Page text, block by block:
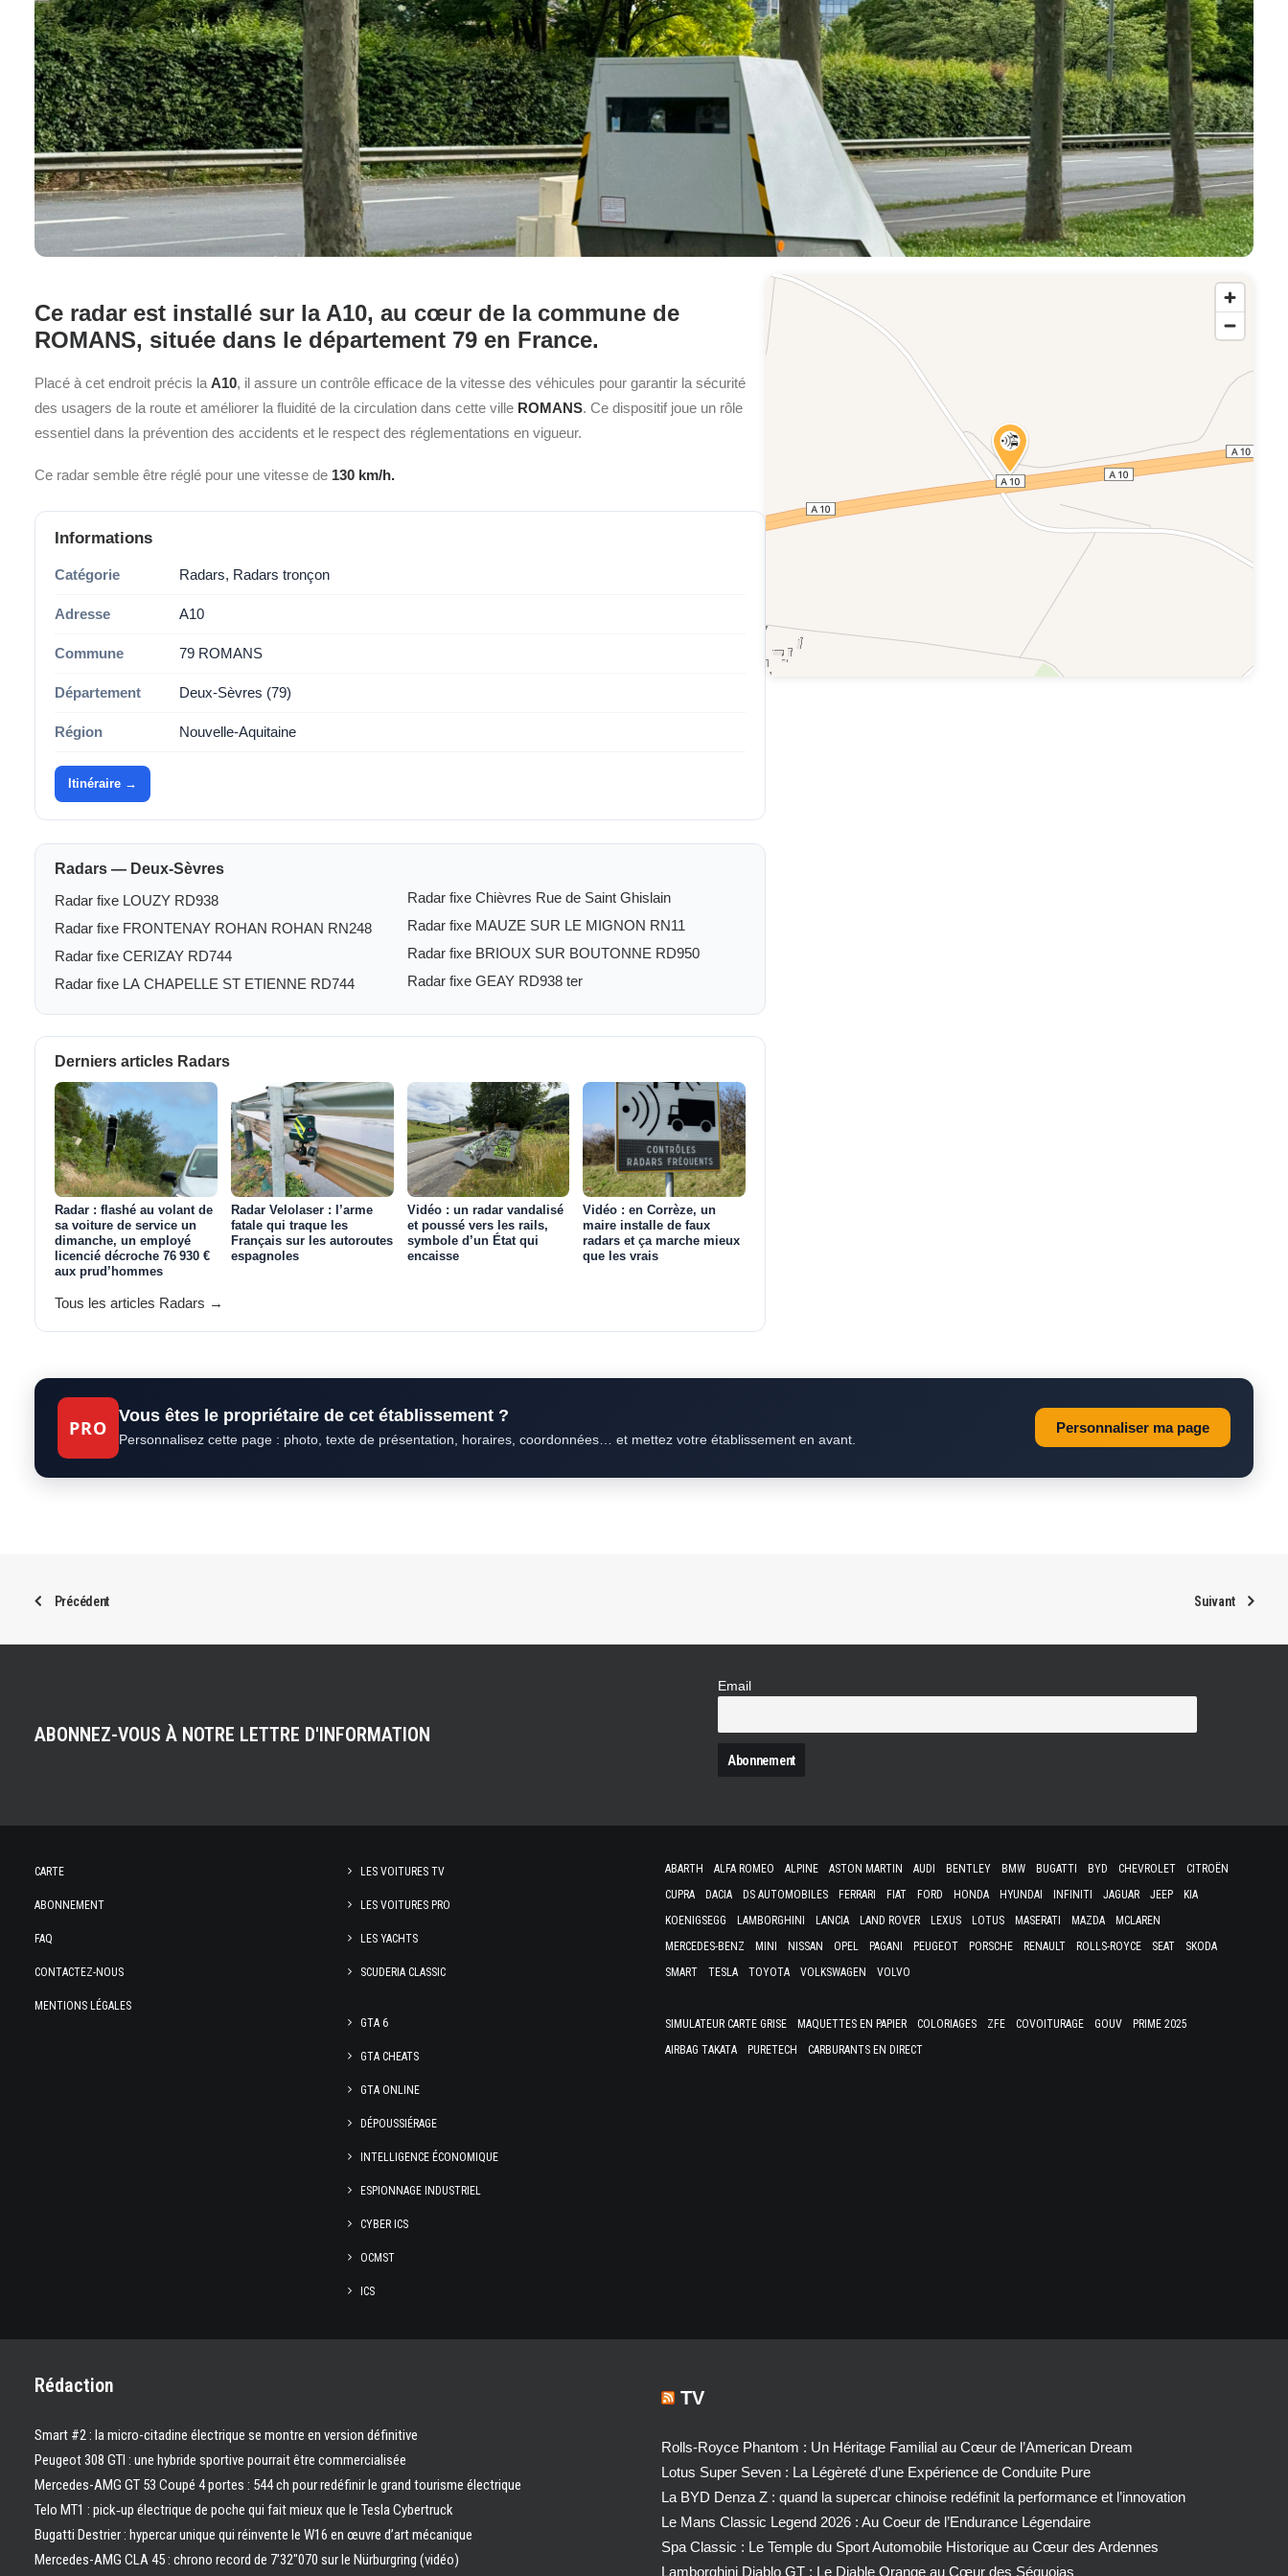
Ce radar est installé sur la A10, au cœur de la commune de
ROMANS, située dans le département 79 en France.
Placé à cet endroit précis la A10, il assure un contrôle efficace de la vitesse des véhicules pour garantir la sécurité
des usagers de la route et améliorer la fluidité de la circulation dans cette ville ROMANS. Ce dispositif joue un rôle
essentiel dans la prévention des accidents et le respect des réglementations en vigueur.
Ce radar semble être réglé pour une vitesse de 130 km/h.
Informations
Catégorie Radars, Radars tronçon
Adresse A10
Commune 79 ROMANS
Département Deux-Sèvres (79)
Région Nouvelle-Aquitaine
Itinéraire →
Radars — Deux-Sèvres
Radar fixe LOUZY RD938
Radar fixe FRONTENAY ROHAN ROHAN RN248
Radar fixe CERIZAY RD744
Radar fixe LA CHAPELLE ST ETIENNE RD744
Radar fixe Chièvres Rue de Saint Ghislain
Radar fixe MAUZE SUR LE MIGNON RN11
Radar fixe BRIOUX SUR BOUTONNE RD950
Radar fixe GEAY RD938 ter
Derniers articles Radars
Radar : flashé au volant de
sa voiture de service un
dimanche, un employé
licencié décroche 76 930 €
aux prud’hommes
Radar Velolaser : l’arme
fatale qui traque les
Français sur les autoroutes
espagnoles
Vidéo : un radar vandalisé
et poussé vers les rails,
symbole d’un État qui
encaisse
Vidéo : en Corrèze, un
maire installe de faux
radars et ça marche mieux
que les vrais
Tous les articles Radars →
PRO
Vous êtes le propriétaire de cet établissement ?
Personnalisez cette page : photo, texte de présentation, horaires, coordonnées… et mettez votre établissement en avant.
Personnaliser ma page
Précédent Suivant
ABONNEZ-VOUS À NOTRE LETTRE D'INFORMATION
Email
CARTE
ABONNEMENT
FAQ
CONTACTEZ-NOUS
MENTIONS LÉGALES
LES VOITURES TV
LES VOITURES PRO
LES YACHTS
SCUDERIA CLASSIC
GTA 6
GTA CHEATS
GTA ONLINE
DÉPOUSSIÉRAGE
INTELLIGENCE ÉCONOMIQUE
ESPIONNAGE INDUSTRIEL
CYBER ICS
OCMST
ICS
ABARTH ALFA ROMEO ALPINE ASTON MARTIN AUDI BENTLEY BMW BUGATTI BYD CHEVROLET
CITROËN
CUPRA
DACIA DS AUTOMOBILES FERRARI FIAT FORD HONDA HYUNDAI INFINITI JAGUAR JEEP
KIA
KOENIGSEGG
LAMBORGHINI LANCIA LAND ROVER LEXUS LOTUS MASERATI MAZDA
MCLAREN
MERCEDES-BENZ
MINI NISSAN OPEL PAGANI PEUGEOT PORSCHE RENAULT ROLLS-ROYCE SEAT
SKODA
SMART
TESLA TOYOTA VOLKSWAGEN VOLVO
SIMULATEUR CARTE GRISE MAQUETTES EN PAPIER COLORIAGES ZFE COVOITURAGE GOUV
PRIME 2025
AIRBAG TAKATA
PURETECH CARBURANTS EN DIRECT
Rédaction
Smart #2 : la micro-citadine électrique se montre en version définitive
Peugeot 308 GTI : une hybride sportive pourrait être commercialisée
Mercedes-AMG GT 53 Coupé 4 portes : 544 ch pour redéfinir le grand tourisme électrique
Telo MT1 : pick‑up électrique de poche qui fait mieux que le Tesla Cybertruck
Bugatti Destrier : hypercar unique qui réinvente le W16 en œuvre d’art mécanique
Mercedes-AMG CLA 45 : chrono record de 7’32″070 sur le Nürburgring (vidéo)
TV
Rolls-Royce Phantom : Un Héritage Familial au Cœur de l’American Dream
Lotus Super Seven : La Légèreté d’une Expérience de Conduite Pure
La BYD Denza Z : quand la supercar chinoise redéfinit la performance et l’innovation
Le Mans Classic Legend 2026 : Au Coeur de l’Endurance Légendaire
Spa Classic : Le Temple du Sport Automobile Historique au Cœur des Ardennes
Lamborghini Diablo GT : Le Diable Orange au Cœur des Séquoias